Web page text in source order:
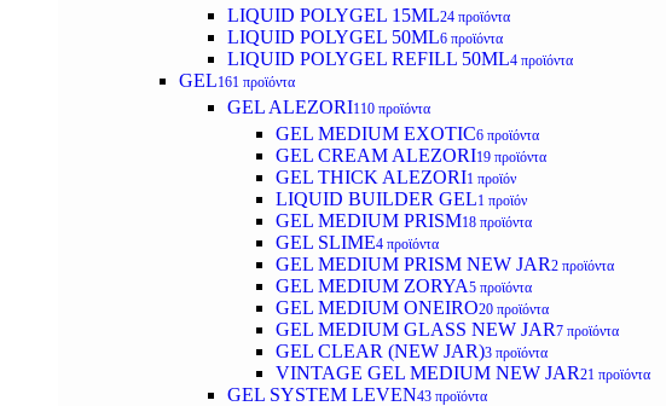
LIQUID POLYGEL 15ML24 προϊόντα
LIQUID POLYGEL 50ML6 προϊόντα
LIQUID POLYGEL REFILL 50ML4 προϊόντα
GEL161 προϊόντα
GEL ALEZORI110 προϊόντα
GEL MEDIUM EXOTIC6 προϊόντα
GEL CREAM ALEZORI19 προϊόντα
GEL THICK ALEZORI1 προϊόν
LIQUID BUILDER GEL1 προϊόν
GEL MEDIUM PRISM18 προϊόντα
GEL SLIME4 προϊόντα
GEL MEDIUM PRISM NEW JAR2 προϊόντα
GEL MEDIUM ZORYA5 προϊόντα
GEL MEDIUM ONEIRO20 προϊόντα
GEL MEDIUM GLASS NEW JAR7 προϊόντα
GEL CLEAR (NEW JAR)3 προϊόντα
VINTAGE GEL MEDIUM NEW JAR21 προϊόντα
GEL SYSTEM LEVEN43 προϊόντα